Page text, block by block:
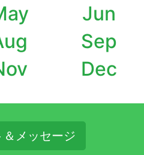
Jun
Sep
Dec
＆メッセージ